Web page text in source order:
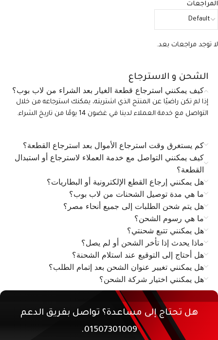
المراجعات
لا توجد مراجعات بعد.
الشحن و الاسترجاع
كيف يمكنني استرجاع قطعة الغيار بعد الشراء من لاب بوب؟
إذا لم تكن راضيًا عن المنتج الذي اشتريته، يمكنك استرجاعه من خلال
التواصل مع خدمة العملاء لدينا في غضون 14 يومًا من تاريخ الشراء.
كم يستغرق وقت استرجاع الأموال بعد استرجاع القطعة؟
كيف يمكنني التواصل مع خدمة العملاء لاسترجاع أو استبدال
القطعة؟
هل يمكنني إرجاع القطع الإلكترونية أو البطاريات؟
ما هي مدة توصيل الشحنات من لاب بوب؟
هل يتم شحن الطلبات إلى جميع أنحاء مصر؟
ما هي رسوم الشحن؟
هل يمكنني تتبع شحنتي؟
ماذا يحدث إذا تأخر الشحن أو لم يصل؟
هل أحتاج إلى التوقيع عند استلام الشحنة؟
هل يمكنني تغيير عنوان الشحن بعد إتمام الطلب؟
هل يمكنني اختيار شركة الشحن؟
هل تحتاج إلى مساعدة؟ تواصل بفريق الدعم
01507301009.